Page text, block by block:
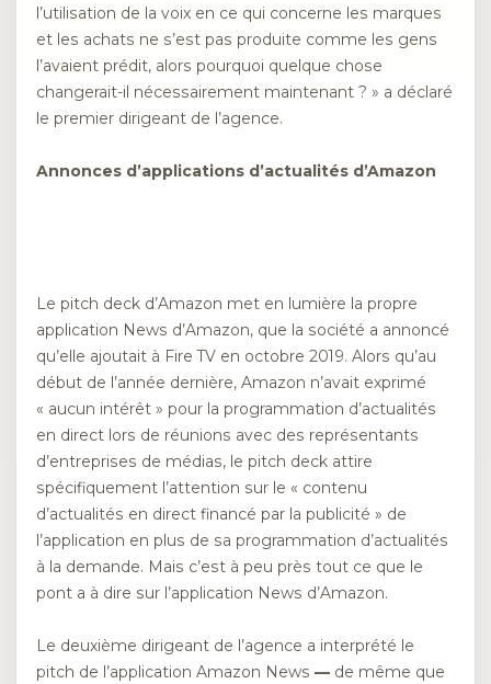
l’utilisation de la voix en ce qui concerne les marques
et les achats ne s’est pas produite comme les gens
l’avaient prédit, alors pourquoi quelque chose
changerait-il nécessairement maintenant ? » a déclaré
le premier dirigeant de l’agence.
Annonces d’applications d’actualités d’Amazon
Le pitch deck d’Amazon met en lumière la propre
application News d’Amazon, que la société a annoncé
qu’elle ajoutait à Fire TV en octobre 2019. Alors qu’au
début de l’année dernière, Amazon n’avait exprimé
« aucun intérêt » pour la programmation d’actualités
en direct lors de réunions avec des représentants
d’entreprises de médias, le pitch deck attire
spécifiquement l’attention sur le « contenu
d’actualités en direct financé par la publicité » de
l’application en plus de sa programmation d’actualités
à la demande. Mais c’est à peu près tout ce que le
pont a à dire sur l’application News d’Amazon.
Le deuxième dirigeant de l’agence a interprété le
pitch de l’application Amazon News — de même que